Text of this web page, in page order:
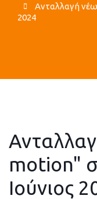
Ανταλλαγή
2024
motion"
Ιούνιος